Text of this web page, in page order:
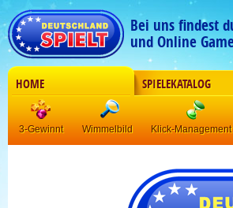
Bei uns findest
und Online
HOME SPIELEKATALOG
3-Gewinnt Wimmelbild Klick-Management